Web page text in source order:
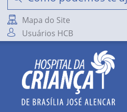
Mapa do Site
Usuários HCB